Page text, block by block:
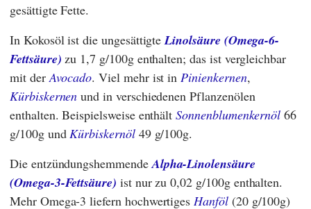
gesättigte Fette.
In Kokosöl ist die ungesättigteLinolsäure (Omega-6-
Fettsäure) zu 1,7 g/100g enthalten; das ist vergleichbar
mit derAvocado. Viel mehr ist inPinienkernen,
Kürbiskernen und in verschiedenen Pflanzenölen
enthalten. Beispielsweise enthältSonnenblumenkernöl 66
g/100g undKürbiskernöl49 g/100g.
Die entzündungshemmendeAlpha-Linolensäure
(Omega-3-Fettsäure) ist nur zu 0,02 g/100g enthalten.
Mehr Omega-3 liefern hochwertigesHanföl(20 g/100g)